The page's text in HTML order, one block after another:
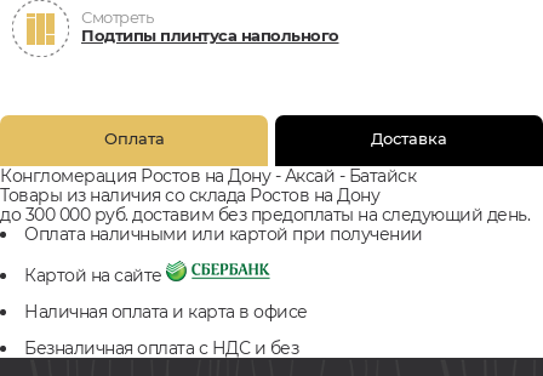
Смотреть
Подтипы плинтуса напольного
Оплата Доставка
Конгломерация Ростов на Дону - Аксай - Батайск
Товары из наличия со склада Ростов на Дону
до 300 000 руб. доставим без предоплаты на следующий день.
Оплата наличными или картой при получении
Картой на сайте
Наличная оплата и карта в офисе
Безналичная оплата с НДС и без